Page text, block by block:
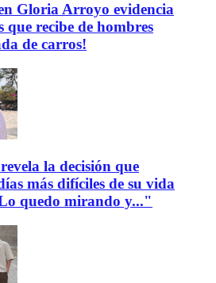
Gloria Arroyo evidencia
que recibe de hombres
de carros!
la decisión que
más difíciles de su vida
quedo mirando y..."